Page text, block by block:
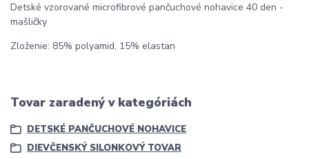
Detské vzorované microfibrové pančuchové nohavice 40 den -
mašličky
Zloženie: 85% polyamid, 15% elastan
Tovar zaradený v kategóriách
DETSKÉ PANČUCHOVÉ NOHAVICE
DIEVČENSKÝ SILONKOVÝ TOVAR